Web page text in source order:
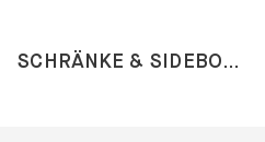
SCHRÄNKE & SIDEBOARDS